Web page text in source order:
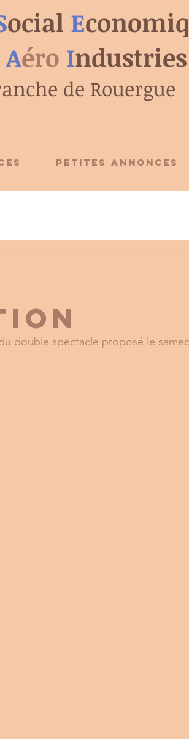
ocial E
Aéro Industries
de Rouergue
PETITES ANNONCES
double spectacle proposé le